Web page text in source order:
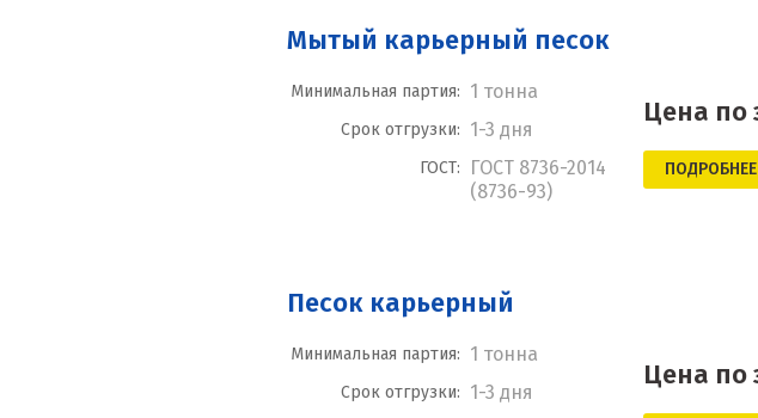
Мытый карьерный песок
Минимальная партия: 1 тонна
Срок отгрузки: 1-3 дня
ГОСТ:
ГОСТ 8736-2014
(8736-93)
Цена по
ПОДРОБНЕЕ
Песок карьерный
Минимальная партия: 1 тонна
Срок отгрузки: 1-3 дня
Цена по